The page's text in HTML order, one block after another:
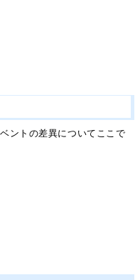
ントの差異についてここで